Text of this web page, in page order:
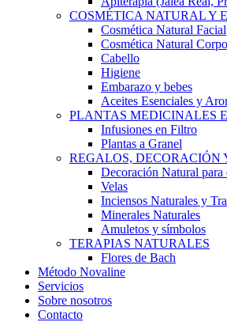
COSMÉTICA NATURAL Y
Cosmética Natural Facial
Cosmética Natural
Cabello
Higiene
Embarazo y bebes
Aceites Esenciales y
PLANTAS MEDICINALES
Infusiones en Filtro
Plantas a Granel
REGALOS, DECORACIÓN
Decoración Natural para
Velas
Inciensos Naturales y
Minerales Naturales
Amuletos y símbolos
TERAPIAS NATURALES
Flores de Bach
Método Novaline
Servicios
Sobre nosotros
Contacto